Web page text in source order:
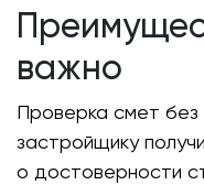
важно
Проверка смет без
застройщику
о достоверности